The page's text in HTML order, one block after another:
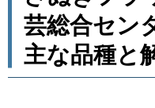
芸総合セン
主な品種と